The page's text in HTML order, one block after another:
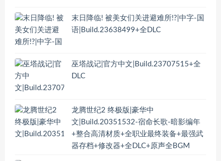
末日降临! 被美女们关进避难所!?|中字-国
语|Build.23638499+全DLC
巫塔战记|官方中文|Build.23707515+全
DLC
龙腾世纪2 终极版|豪华中
文|Build.20351532-宿命长歌-暗影编年
+整合高清材质+全职业最终装备+最强武
器存档+修改器+全DLC+原声全BGM